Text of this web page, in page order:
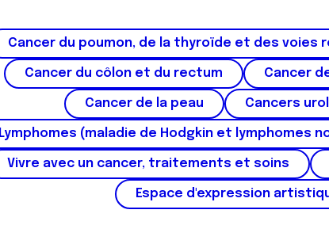
n
t
e
n
t
Cancer du poumon, de la thyroïde et des voies
Cancer du côlon et du rectum Cancer
Cancer de la peau Cancers
Lymphomes (maladie de Hodgkin et lymphomes
Vivre avec un cancer, traitements et soins
Espace d'expression